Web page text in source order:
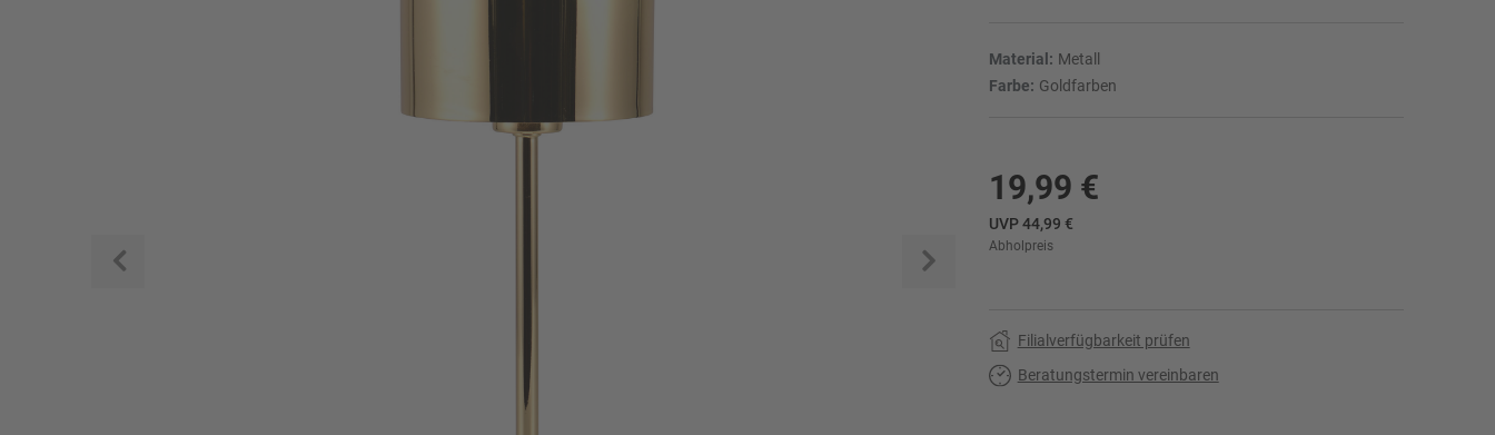
Zurück
Material: Metall
Farbe: Goldfarben
19,99 €
UVP 44,99 €
Abholpreis
Filialverfügbarkeit prüfen
Beratungstermin vereinbaren